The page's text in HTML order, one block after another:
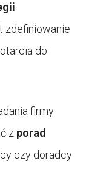
zdefiniowanie
do
firmy
z porad
czy doradcy